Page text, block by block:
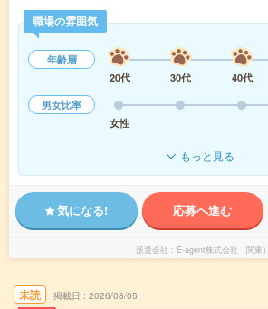
職場の雰囲気
年齢層
20代
30代 40代
男女比率
女性
もっと見る
気になる! 応募へ進む
派遣会社 E-agent株式会社（関東）
未読 掲載日 2026/08/05